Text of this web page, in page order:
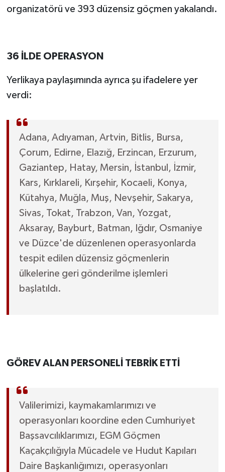
organizatörü ve 393 düzensiz göçmen yakalandı.
36 İLDE OPERASYON
Yerlikaya paylaşımında ayrıca şu ifadelere yer
verdi:
Adana, Adıyaman, Artvin, Bitlis, Bursa,
Çorum, Edirne, Elazığ, Erzincan, Erzurum,
Gaziantep, Hatay, Mersin, İstanbul, İzmir,
Kars, Kırklareli, Kırşehir, Kocaeli, Konya,
Kütahya, Muğla, Muş, Nevşehir, Sakarya,
Sivas, Tokat, Trabzon, Van, Yozgat,
Aksaray, Bayburt, Batman, Iğdır, Osmaniye
ve Düzce'de düzenlenen operasyonlarda
tespit edilen düzensiz göçmenlerin
ülkelerine geri gönderilme işlemleri
başlatıldı.
GÖREV ALAN PERSONELİ TEBRİK ETTİ
Valilerimizi, kaymakamlarımızı ve
operasyonları koordine eden Cumhuriyet
Başsavcılıklarımızı, EGM Göçmen
Kaçakçılığıyla Mücadele ve Hudut Kapıları
Daire Başkanlığımızı, operasyonları